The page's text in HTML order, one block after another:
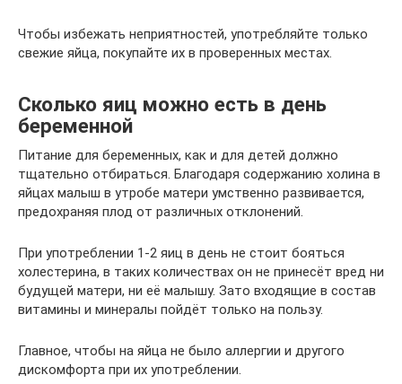
Чтобы избежать неприятностей, употребляйте только
свежие яйца, покупайте их в проверенных местах.
Сколько яиц можно есть в день
беременной
Питание для беременных, как и для детей должно
тщательно отбираться. Благодаря содержанию холина в
яйцах малыш в утробе матери умственно развивается,
предохраняя плод от различных отклонений.
При употреблении 1-2 яиц в день не стоит бояться
холестерина, в таких количествах он не принесёт вред ни
будущей матери, ни её малышу. Зато входящие в состав
витамины и минералы пойдёт только на пользу.
Главное, чтобы на яйца не было аллергии и другого
дискомфорта при их употреблении.